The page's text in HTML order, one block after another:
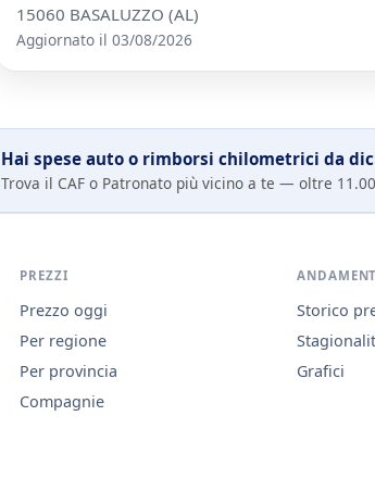
15060 BASALUZZO (AL)
Aggiornato il 03/08/2026
Hai spese auto o rimborsi chilometrici da
Trova il CAF o Patronato più vicino a te — oltre
PREZZI
Prezzo oggi
Per regione
Per provincia
Compagnie
Storico
Grafici